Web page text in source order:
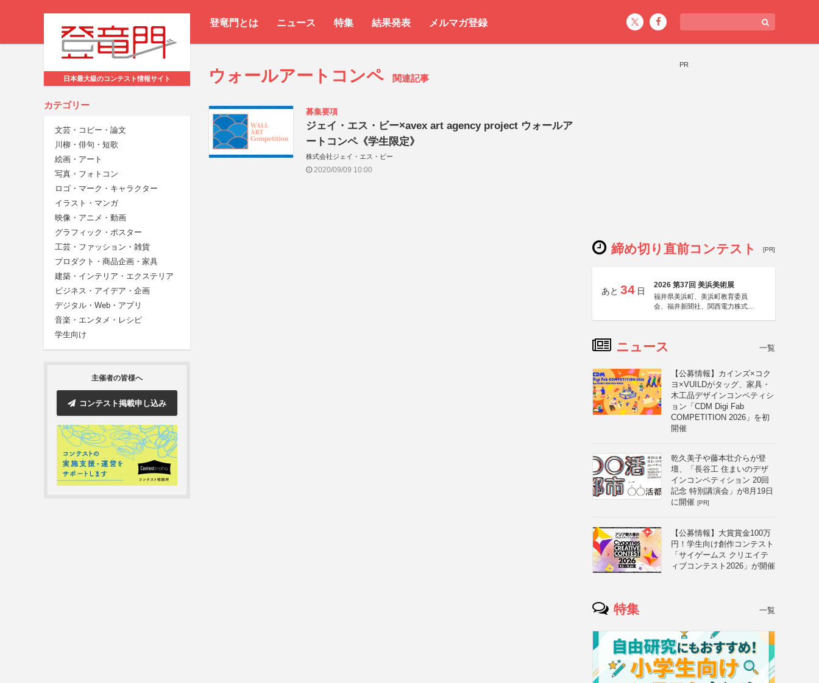
登竜門とは ニュース 特集 結果発表 メルマガ登録
日本最大級のコンテスト情報サイト
カテゴリー
文芸・コピー・論文
川柳・俳句・短歌
絵画・アート
写真・フォトコン
ロゴ・マーク・キャラクター
イラスト・マンガ
映像・アニメ・動画
グラフィック・ポスター
工芸・ファッション・雑貨
プロダクト・商品企画・家具
建築・インテリア・エクステリア
ビジネス・アイデア・企画
デジタル・Web・アプリ
音楽・エンタメ・レシピ
学生向け
主催者の皆様へ
コンテスト掲載申し込み
ウォールアートコンペ 関連記事
募集要項
ジェイ・エス・ビー×avex art agency project ウォールア
ートコンペ《学生限定》
株式会社ジェイ・エス・ビー
2020/09/09 10:00
PR
締め切り直前コンテスト [PR]
あと 34 日
2026 第37回 美浜美術展
福井県美浜町、美浜町教育委員
会、福井新聞社、関西電力株式会
ニュース 一覧
【公募情報】カインズ×コク
ヨ×VUILDがタッグ、家具・
木工品デザインコンペティシ
ョン「CDM Digi Fab
COMPETITION 2026」を初
開催
乾久美子や藤本壮介らが登
壇、「長谷工 住まいのデザ
インコンペティション 20回
記念 特別講演会」が8月19日
に開催 [PR]
【公募情報】大賞賞金100万
円！学生向け創作コンテスト
「サイゲームス クリエイテ
ィブコンテスト2026」が開催
特集 一覧